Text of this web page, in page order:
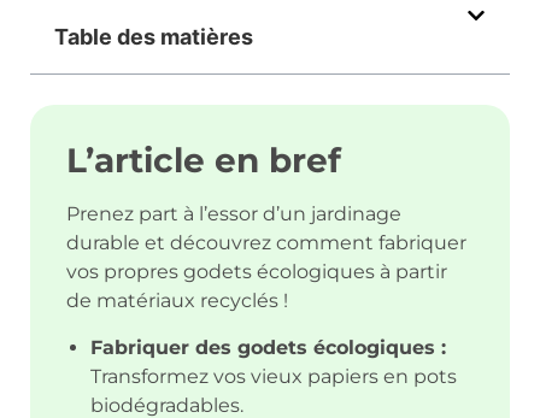
Table des matières
L’article en bref
Prenez part à l’essor d’un jardinage
durable et découvrez comment fabriquer
vos propres godets écologiques à partir
de matériaux recyclés !
Fabriquer des godets écologiques :
Transformez vos vieux papiers en pots
biodégradables.